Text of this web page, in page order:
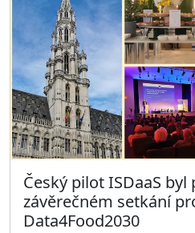
Český pilot ISDaaS
závěrečném setkání
Data4Food2030